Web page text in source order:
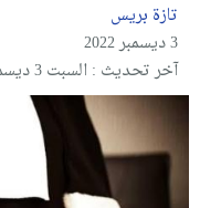
تازة بريس
3 ديسمبر 2022
آخر تحديث : السبت 3 ديسمبر 2022 - 3:38 مساءً